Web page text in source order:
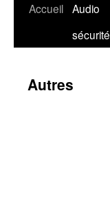
Aller
Accueil Audio
sécurité
Autres